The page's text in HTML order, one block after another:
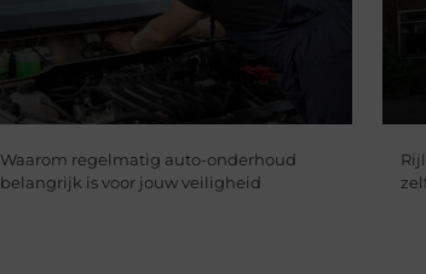
Waarom regelmatig auto-onderhoud
belangrijk is voor jouw veiligheid